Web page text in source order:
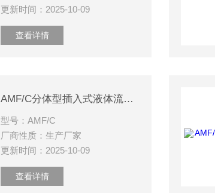
更新时间：2025-10-09
查看详情
AMF/C分体型插入式液体流量计
型号：AMF/C
厂商性质：生产厂家
更新时间：2025-10-09
查看详情